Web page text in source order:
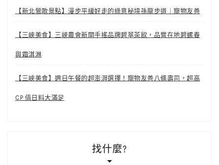
【新北鶯歌景點】漫步平緩好走的綠意秘境孫龍步道｜寵物友善
【三峽美食】三峽農會新開手搖品牌碧萃茶飲，品嘗在地碧螺春
與霜淇淋
【三峽美食】週日午餐的超澎湃選擇！寵物友善八條壽司，超高
CP 值日料大滿足
找什麼?